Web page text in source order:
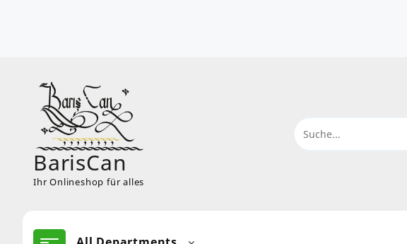
BarisCan
Ihr Onlineshop für alles